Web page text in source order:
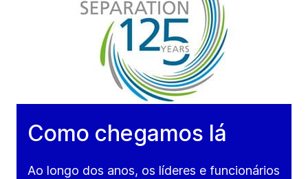
Como chegamos lá
Ao longo dos anos, os líderes e funcionários